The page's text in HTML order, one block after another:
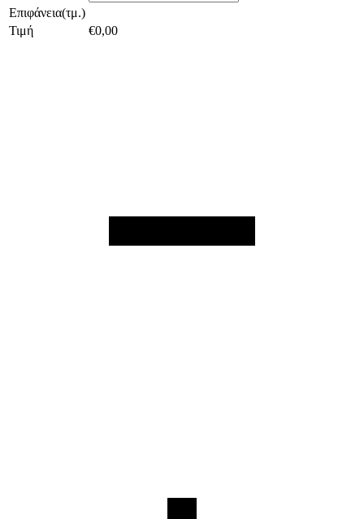
Επιφάνεια(τμ.)
Τιμή
€0,00